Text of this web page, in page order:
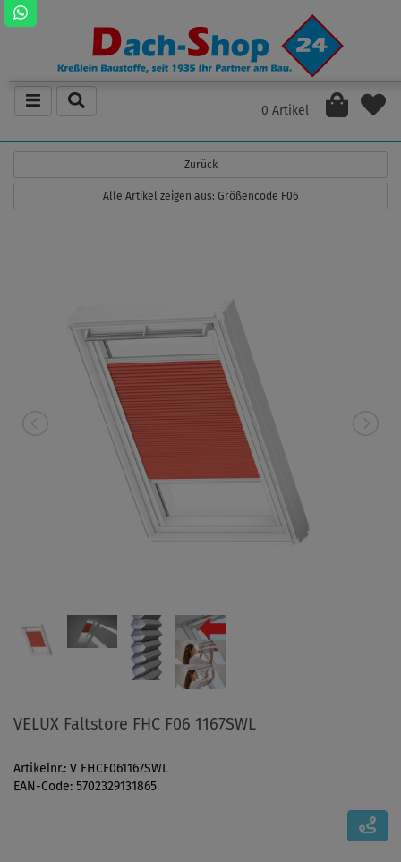
0 Artikel
Zurück
Alle Artikel zeigen aus: Größencode F06
VELUX Faltstore FHC F06 1167SWL
Artikelnr.: V FHCF061167SWL
EAN-Code: 5702329131865